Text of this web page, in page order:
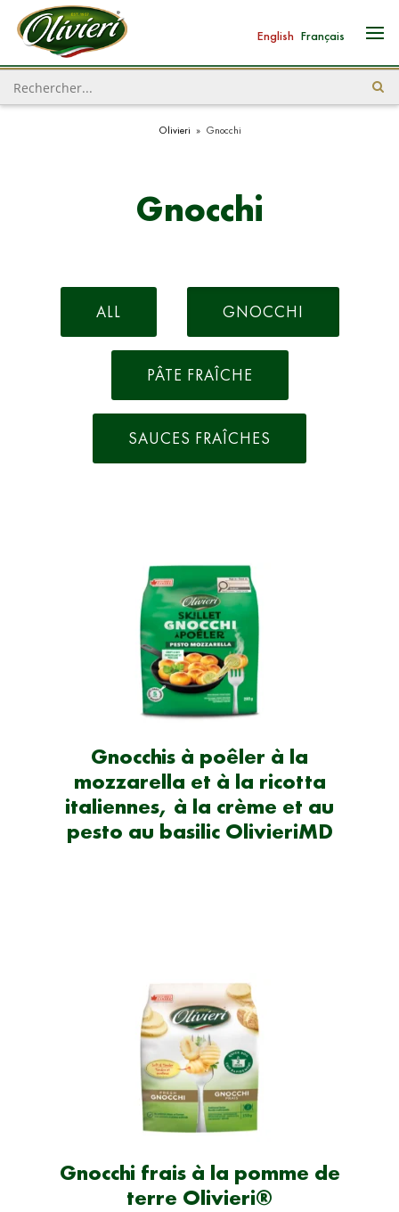
English Français
Olivieri » Gnocchi
Gnocchi
ALL GNOCCHI
PÂTE FRAÎCHE
SAUCES FRAÎCHES
Gnocchis à poêler à la
mozzarella et à la ricotta
italiennes, à la crème et au
pesto au basilic OlivieriMD
Gnocchi frais à la pomme de
terre Olivieri®